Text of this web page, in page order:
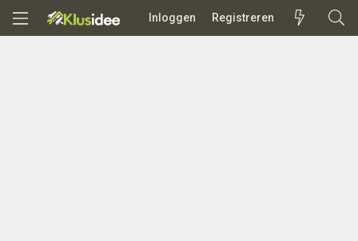
Inloggen Registreren